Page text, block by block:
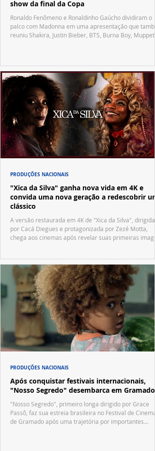
show da final da Copa
Ronaldo Fenômeno e Ronaldinho Gaúcho dividiram o
palco com Madonna em uma apresentação que
reuniu Shakira, Justin Bieber, BTS, Burna Boy, Muppets,
"Xica da Silva" ganha nova vida em 4K e
convida uma nova geração a redescobrir um
clássico
A versão restaurada em 4K de "Xica da Silva", dirigida
por Cacá Diegues e protagonizada por Zezé Motta,
chega aos cinemas após revelar suas primeiras
PRODUÇÕES NACIONAIS
Após conquistar festivais internacionais,
"Nosso Segredo" desembarca em Gramado
"Nosso Segredo", primeiro longa dirigido por Grace
Passô, faz sua estreia brasileira no Festival de Cinema
de Gramado após uma trajetória por importantes
PRODUÇÕES NACIONAIS